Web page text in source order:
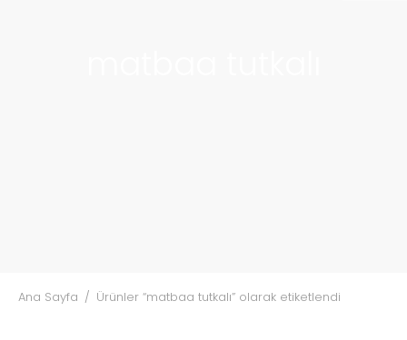
Ana Sayfa / Ürünler “matbaa tutkalı” olarak etiketlendi